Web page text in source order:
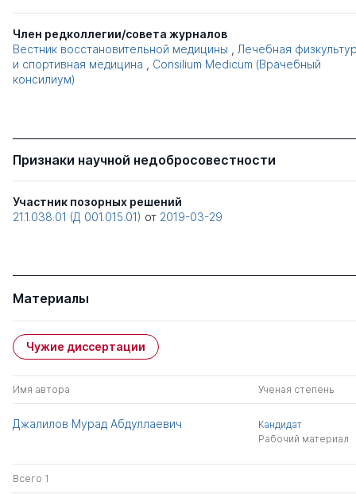
Член редколлегии/совета журналов
Вестник восстановительной медицины
Лечебная
и спортивная медицина
Consilium Medicum (Врачебный
консилиум)
Признаки научной недобросовестности
Участник позорных решений
21.1.038.01 (Д 001.015.01) от 2019-03-29
Материалы
Чужие диссертации
Имя автора Ученая степень
Джалилов Мурад Абдуллаевич
Кандидат
Рабочий материал
Всего 1